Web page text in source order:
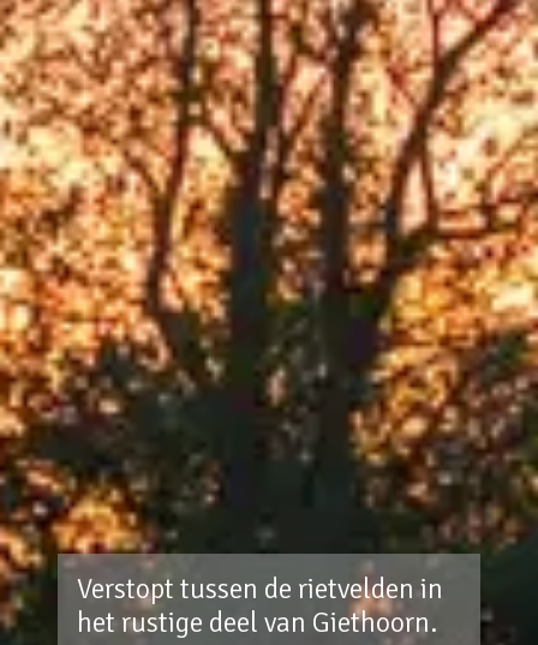
Verstopt tussen de rietvelden in
het rustige deel van Giethoorn.